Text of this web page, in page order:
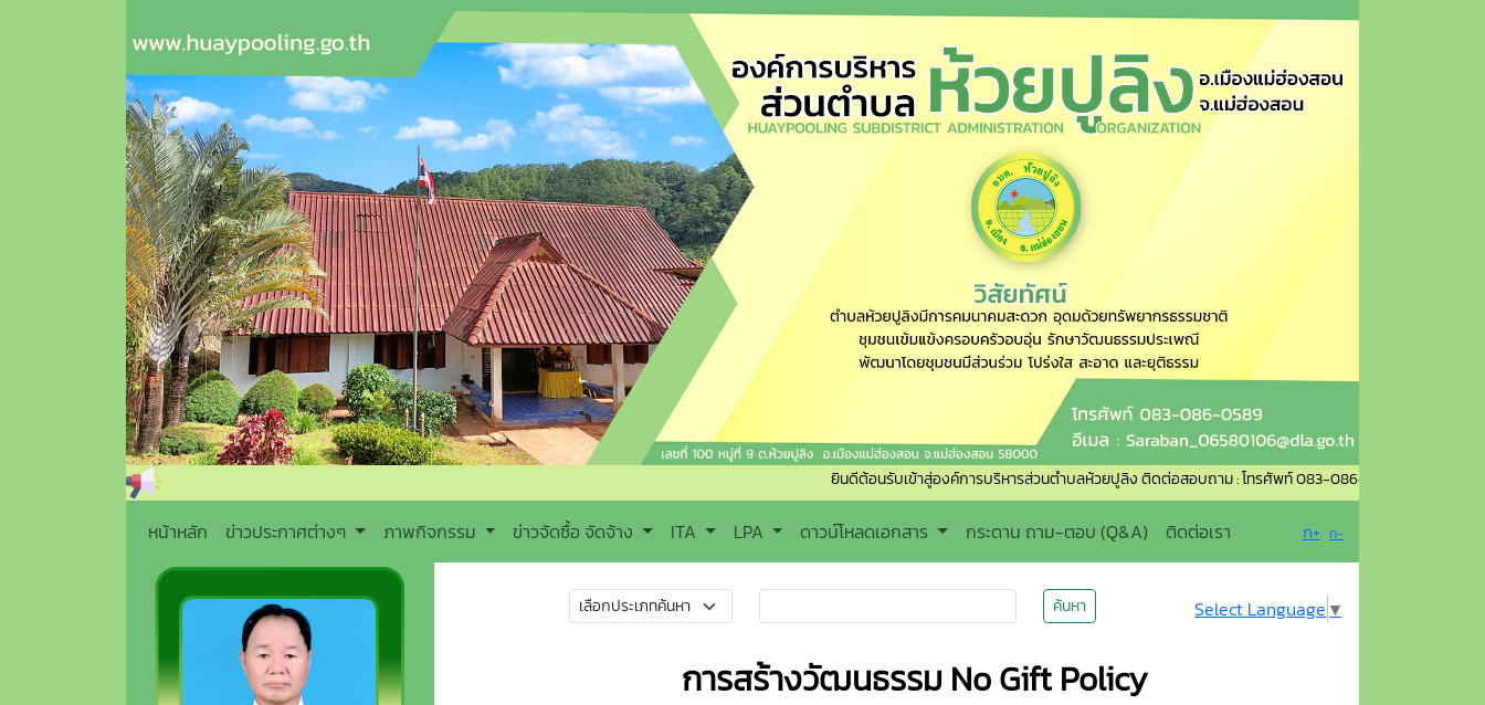
ยินดีต้อนรับเข้าสู่องค์การบริหารส่วนตำบลห้วยปูลิง ติดต่อสอบถาม : โทรศัพท์ 083-086-0589 อีเมล :
หน้าหลัก ข่าวประกาศต่างๆ ภาพกิจกรรม ข่าวจัดซื้อ จัดจ้าง ITA LPA ดาวน์โหลดเอกสาร กระดาน ถาม-ตอบ (Q&A) ติดต่อเรา ก+ ก-
ค้นหา Select Language ▼
การสร้างวัฒนธรรม No Gift Policy